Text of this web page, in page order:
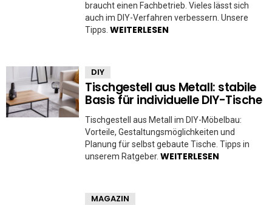
braucht einen Fachbetrieb. Vieles lässt sich
auch im DIY-Verfahren verbessern. Unsere
Tipps. WEITERLESEN
DIY
Tischgestell aus Metall: stabile
Basis für individuelle DIY-Tische
Tischgestell aus Metall im DIY-Möbelbau:
Vorteile, Gestaltungsmöglichkeiten und
Planung für selbst gebaute Tische. Tipps in
unserem Ratgeber. WEITERLESEN
MAGAZIN